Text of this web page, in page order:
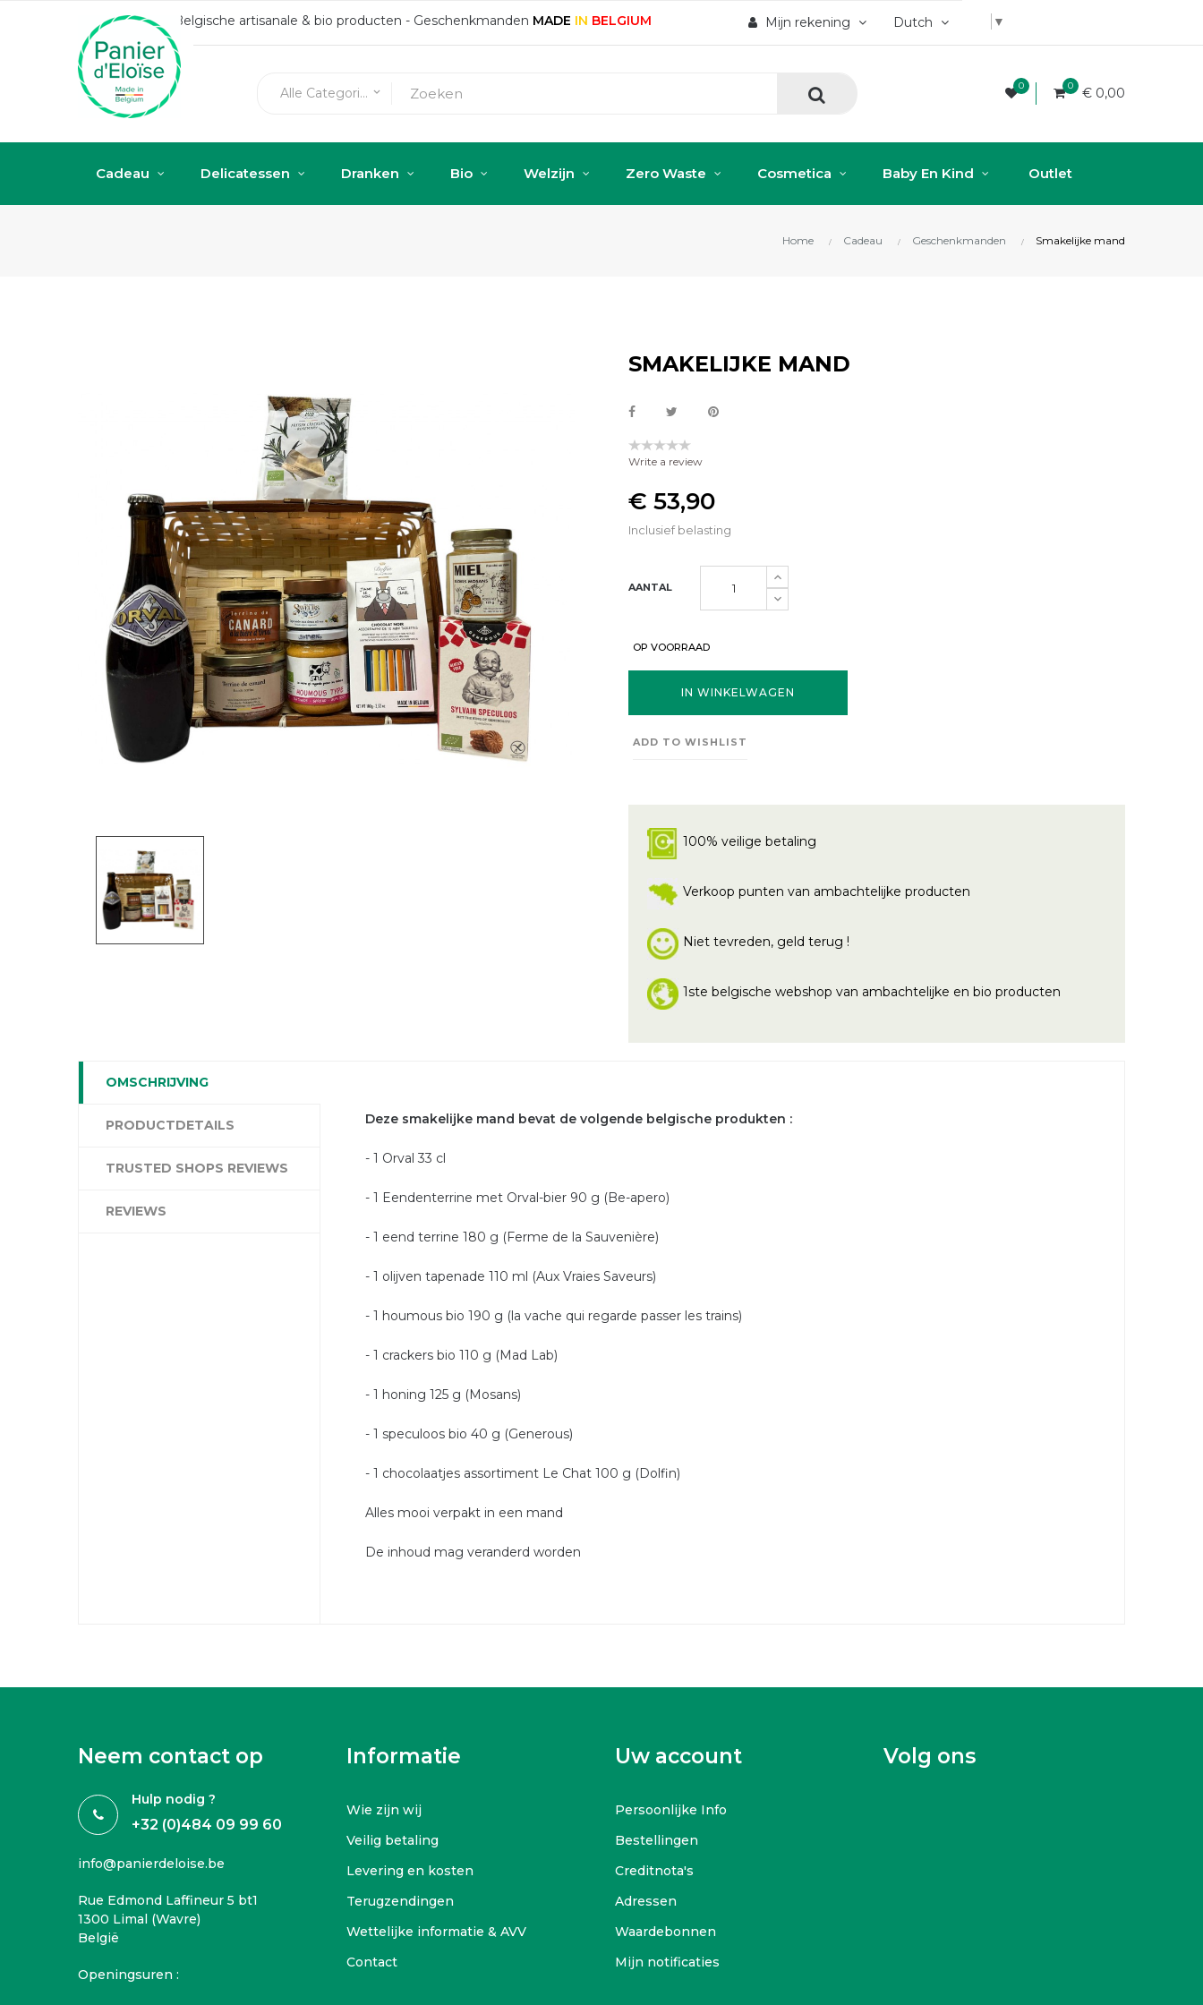
Belgische artisanale & bio producten - Geschenkmanden MADE IN BELGIUM Dutch
Mijn rekening ▼
Alle Categorieën keyboard_arrow_down
0 0 € 0,00
Cadeau Delicatessen Dranken Bio Welzijn Zero Waste Cosmetica Baby En Kind Outlet
Home Cadeau Geschenkmanden Smakelijke mand
SMAKELIJKE MAND
Write a review
€ 53,90
Inclusief belasting
AANTAL
OP VOORRAAD
IN WINKELWAGEN
ADD TO WISHLIST
100% veilige betaling
Verkoop punten van ambachtelijke producten
Niet tevreden, geld terug !
1ste belgische webshop van ambachtelijke en bio producten
OMSCHRIJVING
PRODUCTDETAILS
TRUSTED SHOPS REVIEWS
REVIEWS
Deze smakelijke mand bevat de volgende belgische produkten :
- 1 Orval 33 cl
- 1 Eendenterrine met Orval-bier 90 g (Be-apero)
- 1 eend terrine 180 g (Ferme de la Sauvenière)
- 1 olijven tapenade 110 ml (Aux Vraies Saveurs)
- 1 houmous bio 190 g (la vache qui regarde passer les trains)
- 1 crackers bio 110 g (Mad Lab)
- 1 honing 125 g (Mosans)
- 1 speculoos bio 40 g (Generous)
- 1 chocolaatjes assortiment Le Chat 100 g (Dolfin)
Alles mooi verpakt in een mand
De inhoud mag veranderd worden
Neem contact op
Hulp nodig ?
+32 (0)484 09 99 60
info@panierdeloise.be
Rue Edmond Laffineur 5 bt1
1300 Limal (Wavre)
België
Openingsuren :
Informatie
Wie zijn wij
Veilig betaling
Levering en kosten
Terugzendingen
Wettelijke informatie & AVV
Contact
Uw account
Persoonlijke Info
Bestellingen
Creditnota's
Adressen
Waardebonnen
Mijn notificaties
Volg ons